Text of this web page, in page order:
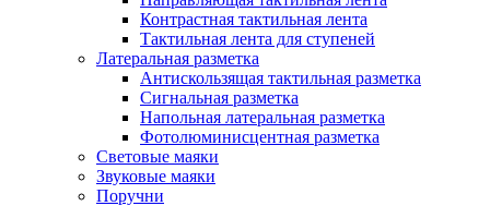
Контрастная тактильная лента
Тактильная лента для ступеней
Латеральная разметка
Антискользящая тактильная разметка
Сигнальная разметка
Напольная латеральная разметка
Фотолюминисцентная разметка
Световые маяки
Звуковые маяки
Поручни